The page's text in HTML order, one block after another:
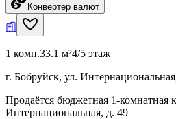
Конвертер валют
1 комн.33.1 м²4/5 этаж
г. Бобруйск, ул.
Продаётся бюджетная 1-комнатная
Интернациональная, д. 49